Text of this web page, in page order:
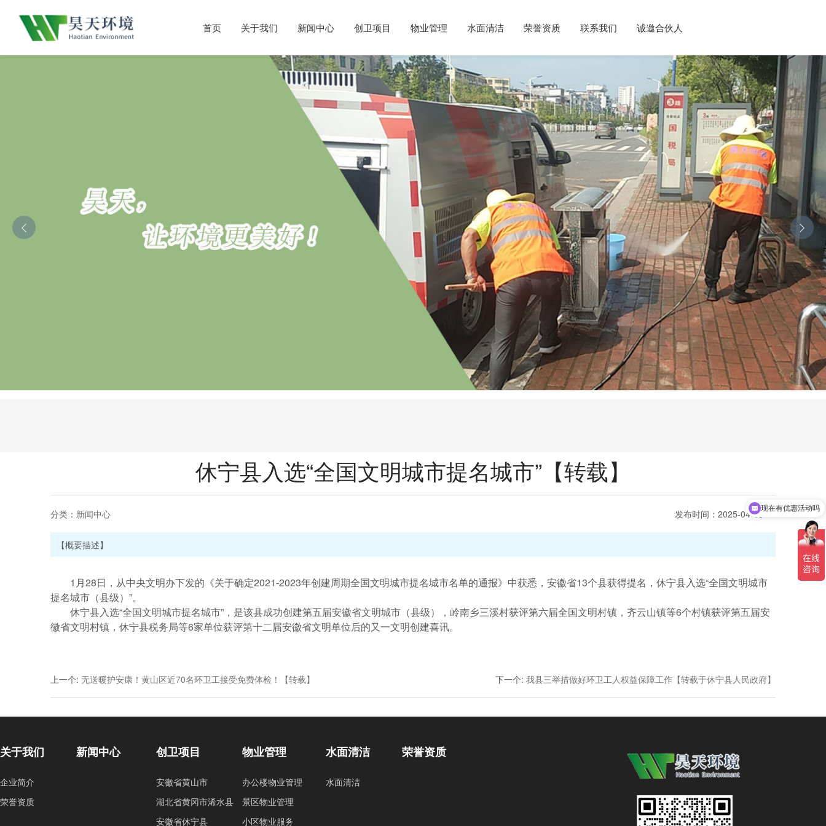
首页 关于我们 新闻中心 创卫项目 物业管理 水面清洁 荣誉资质 联系我们 诚邀合伙人
 
休宁县入选“全国文明城市提名城市”【转载】
分类： 新闻中心 发布时间： 2025-04-15
【概要描述】
1月28日，从中央文明办下发的《关于确定2021-2023年创建周期全国文明城市提名城市名单的通报》中获悉，安徽省13个县获得提名，休宁县入选“全国文明城市
提名城市（县级）”。
休宁县入选“全国文明城市提名城市”，是该县成功创建第五届安徽省文明城市（县级），岭南乡三溪村获评第六届全国文明村镇，齐云山镇等6个村镇获评第五届安
徽省文明村镇，休宁县税务局等6家单位获评第十二届安徽省文明单位后的又一文明创建喜讯。
上一个: 无送暖护安康！黄山区近70名环卫工接受免费体检！【转载】 下一个: 我县三举措做好环卫工人权益保障工作【转载于休宁县人民政府】
关于我们
企业简介
荣誉资质
新闻中心 创卫项目
安徽省黄山市
湖北省黄冈市浠水县
安徽省休宁县
物业管理
办公楼物业管理
景区物业管理
小区物业服务
水面清洁
水面清洁
荣誉资质
现在有优惠活动吗